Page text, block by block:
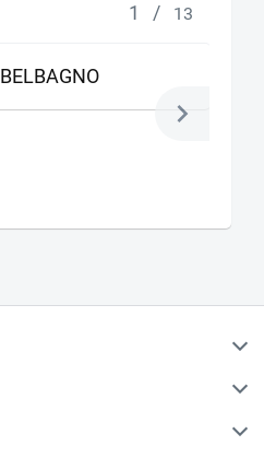
1 / 13
BELBAGNO